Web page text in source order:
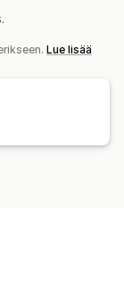
Lue lisää